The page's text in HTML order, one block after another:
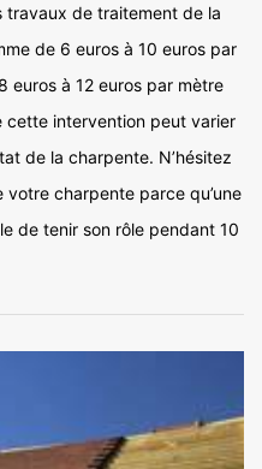
travaux de traitement de la
de 6 euros à 10 euros par
euros à 12 euros par mètre
cette intervention peut varier
de la charpente. N’hésitez
charpente parce qu’une
de tenir son rôle pendant 10